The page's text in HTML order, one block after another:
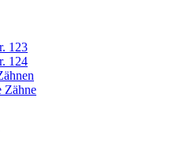
123
124
Zähne